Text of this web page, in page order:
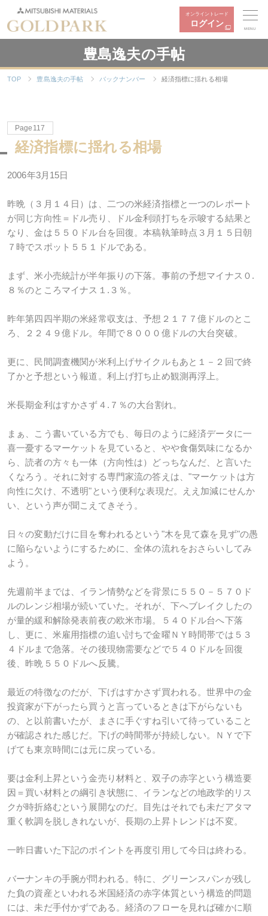
オンライントレード
ログイン
MENU
豊島逸夫の手帖
TOP 豊島逸夫の手帖 バックナンバー 経済指標に揺れる相場
Page117
経済指標に揺れる相場
2006年3月15日
昨晩（３月１４日）は、二つの米経済指標と一つのレポート
が同じ方向性＝ドル売り、ドル金利頭打ちを示唆する結果と
なり、金は５５０ドル台を回復。本稿執筆時点３月１５日朝
７時でスポット５５１ドルである。
まず、米小売統計が半年振りの下落。事前の予想マイナス０.
８％のところマイナス１.３％。
昨年第四四半期の米経常収支は、予想２１７７億ドルのとこ
ろ、２２４９億ドル。年間で８０００億ドルの大台突破。
更に、民間調査機関が米利上げサイクルもあと１－２回で終
了かと予想という報道。利上げ打ち止め観測再浮上。
米長期金利はすかさず４.７％の大台割れ。
まぁ、こう書いている方でも、毎日のように経済データに一
喜一憂するマーケットを見ていると、やや食傷気味になるか
ら、読者の方々も一体（方向性は）どっちなんだ、と言いた
くなろう。それに対する専門家流の答えは、"マーケットは方
向性に欠け、不透明"という便利な表現だ。ええ加減にせんか
い、という声が聞こえてきそう。
日々の変動だけに目を奪われるという"木を見て森を見ず"の愚
に陥らないようにするために、全体の流れをおさらいしてみ
よう。
先週前半までは、イラン情勢などを背景に５５０－５７０ド
ルのレンジ相場が続いていた。それが、下へブレイクしたの
が量的緩和解除発表前夜の欧米市場。５４０ドル台へ下落
し、更に、米雇用指標の追い討ちで金曜ＮＹ時間帯では５３
４ドルまで急落。その後現物需要などで５４０ドルを回復
後、昨晩５５０ドルへ反騰。
最近の特徴なのだが、下げはすかさず買われる。世界中の金
投資家が下がったら買うと言っているときは下がらないも
の、と以前書いたが、まさに手ぐすね引いて待っていること
が確認された感じだ。下げの時間帯が持続しない。ＮＹで下
げても東京時間には元に戻っている。
要は金利上昇という金売り材料と、双子の赤字という構造要
因＝買い材料との綱引き状態に、イランなどの地政学的リス
クが時折絡むという展開なのだ。目先はそれでも未だアタマ
重く軟調を脱しきれないが、長期の上昇トレンドは不変。
一昨日書いた下記のポイントを再度引用して今日は終わる。
バーナンキの手腕が問われる。特に、グリーンスパンが残し
た負の資産といわれる米国経済の赤字体質という構造的問題
には、未だ手付かずである。経済のフローを見れば確かに順